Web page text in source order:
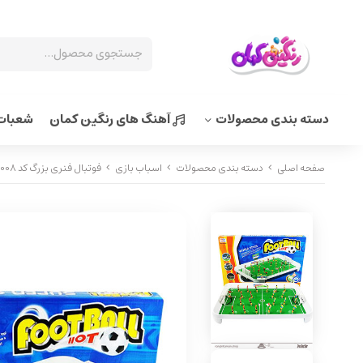
دسته بندی محصولات آهنگ های رنگین کمان
صفحه اصلی دسته بندی محصولات اسباب بازی فوتبال فنری بزرگ کد 68008